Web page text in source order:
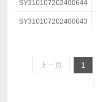
SY310107202400644
SY310107202400643
上一页 1